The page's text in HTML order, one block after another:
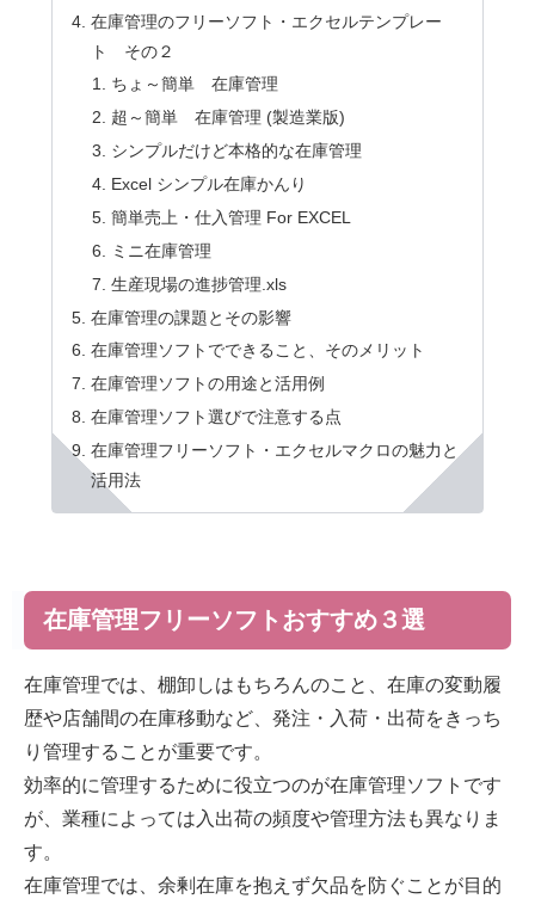
在庫管理のフリーソフト・エクセルテンプレー
ト その２
ちょ～簡単 在庫管理
超～簡単 在庫管理 (製造業版)
シンプルだけど本格的な在庫管理
Excel シンプル在庫かんり
簡単売上・仕入管理 For EXCEL
ミニ在庫管理
生産現場の進捗管理.xls
在庫管理の課題とその影響
在庫管理ソフトでできること、そのメリット
在庫管理ソフトの用途と活用例
在庫管理ソフト選びで注意する点
在庫管理フリーソフト・エクセルマクロの魅力と
活用法
在庫管理フリーソフトおすすめ３選
在庫管理では、棚卸しはもちろんのこと、在庫の変動履
歴や店舗間の在庫移動など、発注・入荷・出荷をきっち
り管理することが重要です。
効率的に管理するために役立つのが在庫管理ソフトです
が、業種によっては入出荷の頻度や管理方法も異なりま
す。
在庫管理では、余剰在庫を抱えず欠品を防ぐことが目的